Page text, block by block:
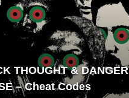
THOUGHT & DANGER
– Cheat Codes